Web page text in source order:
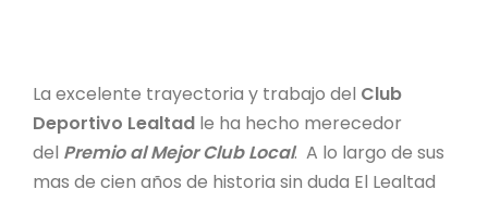
La excelente trayectoria y trabajo del Club
Deportivo Lealtad le ha hecho merecedor
del Premio al Mejor Club Local. A lo largo de sus
mas de cien años de historia sin duda El Lealtad